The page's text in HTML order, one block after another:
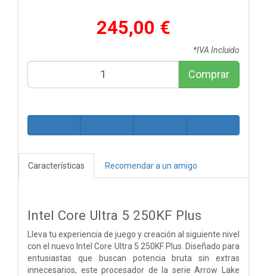
245,00 €
*IVA Incluido
Comprar
Características Recomendar a un amigo
Intel Core Ultra 5 250KF Plus
Lleva tu experiencia de juego y creación al siguiente nivel
con el nuevo Intel Core Ultra 5 250KF Plus. Diseñado para
entusiastas que buscan potencia bruta sin extras
innecesarios, este procesador de la serie Arrow Lake